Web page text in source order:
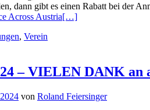
dann gibt es einen Rabatt bei der
Across Austria[…]
, Verein
– VIELEN DANK an
von Roland Feiersinger